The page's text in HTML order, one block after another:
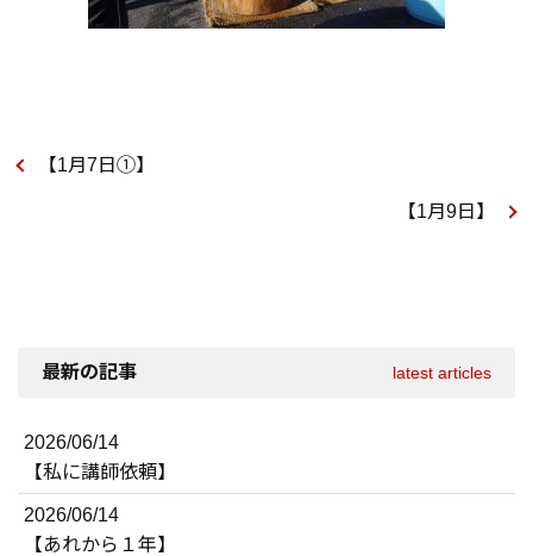
【1月7日①】
【1月9日】
最新の記事 latest articles
2026/06/14
【私に講師依頼】
2026/06/14
【あれから１年】